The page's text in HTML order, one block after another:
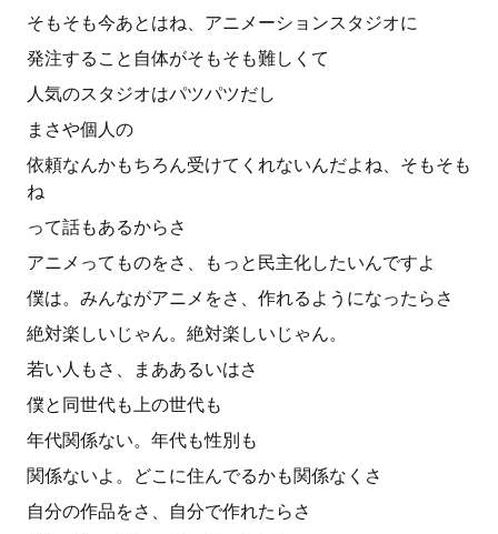
そもそも今あとはね、アニメーションスタジオに
発注すること自体がそもそも難しくて
人気のスタジオはパツパツだし
まさや個人の
依頼なんかもちろん受けてくれないんだよね、そもそも
ね
って話もあるからさ
アニメってものをさ、もっと民主化したいんですよ
僕は。みんながアニメをさ、作れるようになったらさ
絶対楽しいじゃん。絶対楽しいじゃん。
若い人もさ、まああるいはさ
僕と同世代も上の世代も
年代関係ない。年代も性別も
関係ないよ。どこに住んでるかも関係なくさ
自分の作品をさ、自分で作れたらさ